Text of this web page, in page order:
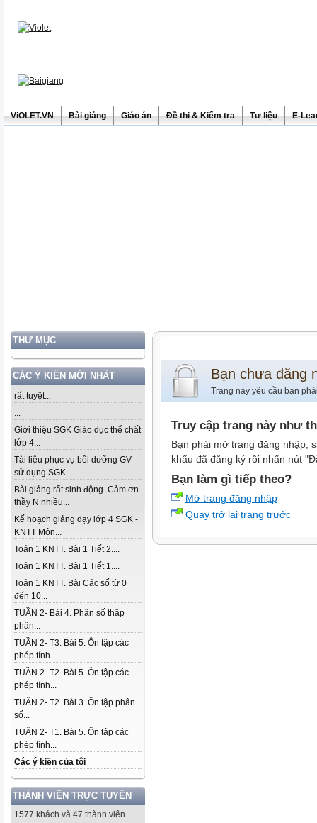
ViOLET.VN Bài giảng Giáo án Đề thi & Kiểm tra Tư liệu E-
THƯ MỤC
CÁC Ý KIẾN MỚI NHẤT
rất tuyệt...
...
Giới thiệu SGK Giáo dục thể chất
lớp 4...
Tài liệu phục vụ bồi dưỡng GV
sử dụng SGK...
Bài giảng rất sinh động. Cảm ơn
thầy N nhiều...
Kế hoạch giảng dạy lớp 4 SGK -
KNTT Môn...
Toán 1 KNTT. Bài 1 Tiết 2....
Toán 1 KNTT. Bài 1 Tiết 1....
Toán 1 KNTT. Bài Các số từ 0
đến 10...
TUẦN 2- Bài 4. Phân số thập
phân...
TUẦN 2- T3. Bài 5. Ôn tập các
phép tính...
TUẦN 2- T2. Bài 5. Ôn tập các
phép tính...
TUẦN 2- T2. Bài 3. Ôn tập phân
số...
TUẦN 2- T1. Bài 5. Ôn tập các
phép tính...
Các ý kiến của tôi
THÀNH VIÊN TRỰC TUYẾN
1577 khách và 47 thành viên
Bạn chưa đăng
Trang này yêu cầu bạn
Truy cập trang này như
Bạn phải mở trang đăng nhập,
khẩu đã đăng ký rồi nhấn nút
Bạn làm gì tiếp theo?
Mở trang đăng nhập
Quay trở lại trang trước